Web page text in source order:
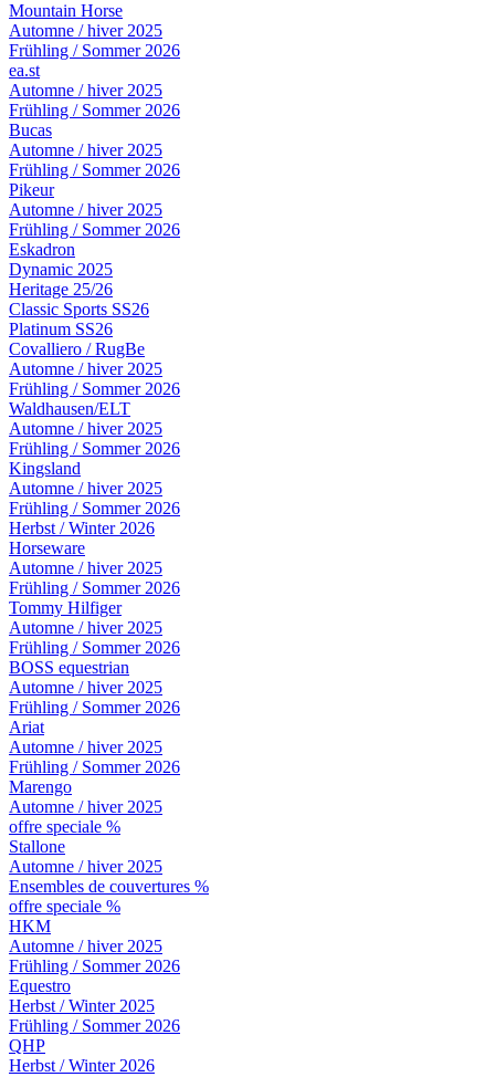
Mountain Horse
Automne / hiver 2025
Frühling / Sommer 2026
ea.st
Automne / hiver 2025
Frühling / Sommer 2026
Bucas
Automne / hiver 2025
Frühling / Sommer 2026
Pikeur
Automne / hiver 2025
Frühling / Sommer 2026
Eskadron
Dynamic 2025
Heritage 25/26
Classic Sports SS26
Platinum SS26
Covalliero / RugBe
Automne / hiver 2025
Frühling / Sommer 2026
Waldhausen/ELT
Automne / hiver 2025
Frühling / Sommer 2026
Kingsland
Automne / hiver 2025
Frühling / Sommer 2026
Herbst / Winter 2026
Horseware
Automne / hiver 2025
Frühling / Sommer 2026
Tommy Hilfiger
Automne / hiver 2025
Frühling / Sommer 2026
BOSS equestrian
Automne / hiver 2025
Frühling / Sommer 2026
Ariat
Automne / hiver 2025
Frühling / Sommer 2026
Marengo
Automne / hiver 2025
offre speciale %
Stallone
Automne / hiver 2025
Ensembles de couvertures %
offre speciale %
HKM
Automne / hiver 2025
Frühling / Sommer 2026
Equestro
Herbst / Winter 2025
Frühling / Sommer 2026
QHP
Herbst / Winter 2026